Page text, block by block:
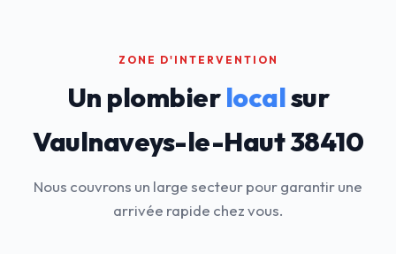
ZONE D'INTERVENTION
Un plombierlocalsur
Vaulnaveys-le-Haut 38410
Nous couvrons un large secteur pour garantir une
arrivée rapide chez vous.